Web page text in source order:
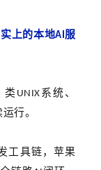
上的本地AI 服
类 UNIX 系统、
行。
工具链，苹果